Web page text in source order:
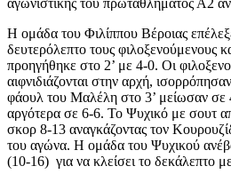
Η ομάδα του Φιλίππου Βέροιας
δευτερόλεπτο τους φιλοξενούμενους
προηγήθηκε στο 2’ με 4-0. Οι
αιφνιδιάζονται στην αρχή,
φάουλ του Μαλέλη στο 3’ μείωσαν σε
αργότερα σε 6-6. Το Ψυχικό με σουτ
σκορ 8-13 αναγκάζοντας τον
του αγώνα. Η ομάδα του Ψυχικού
(10-16) για να κλείσει το δεκάλεπτο